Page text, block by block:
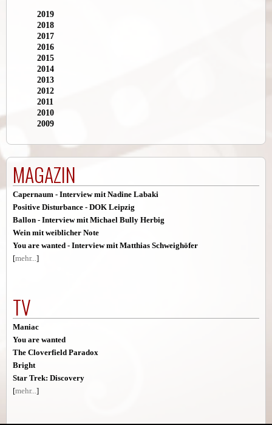
MAGAZIN
Capernaum - Interview mit Nadine Labaki
Positive Disturbance - DOK Leipzig
Ballon - Interview mit Michael Bully Herbig
Wein mit weiblicher Note
You are wanted - Interview mit Matthias Schweighöfer
[mehr... ]
TV
Maniac
You are wanted
The Cloverfield Paradox
Bright
Star Trek: Discovery
[mehr... ]
2019
2018
2017
2016
2015
2014
2013
2012
2011
2010
2009